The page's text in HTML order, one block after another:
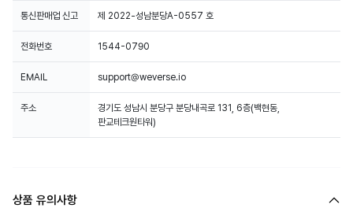
통신판매업 신고 제 2022-성남분당A-0557 호
전화번호 1544-0790
EMAIL support@weverse.io
주소
경기도 성남시 분당구 분당내곡로 131, 6층(백현동,
판교테크원타워)
상품 유의사항